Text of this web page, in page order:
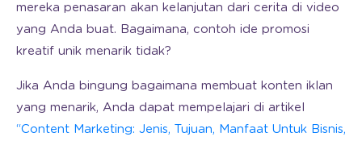
mereka penasaran akan kelanjutan dari cerita di video
yang Anda buat. Bagaimana, contoh ide promosi
kreatif unik menarik tidak?
Jika Anda bingung bagaimana membuat konten iklan
yang menarik, Anda dapat mempelajari di artikel
“Content Marketing: Jenis, Tujuan, Manfaat Untuk Bisnis,